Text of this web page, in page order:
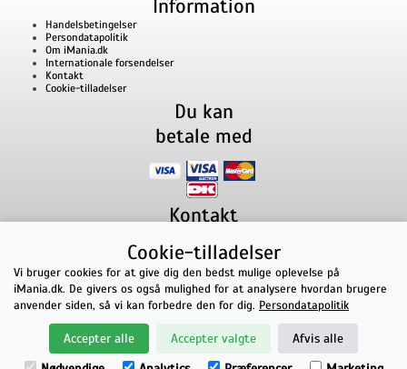
Information
Handelsbetingelser
Persondatapolitik
Om iMania.dk
Internationale forsendelser
Kontakt
Cookie-tilladelser
Du kan
betale med
Kontakt
Lillevorde Kær 29280 Storvorde
CVR nummer: 33182805 | E-mail: kontakt@imania.dk
Telefon:+45 23618990
Topkarakter hos kunderne!
på Facebook
Cookie-tilladelser
Vi bruger cookies for at give dig den bedst mulige oplevelse på
iMania.dk. De givers os også mulighed for at analysere hvordan brugere
anvender siden, så vi kan forbedre den for dig. Persondatapolitik
Accepter alle Accepter valgte
Afvis alle